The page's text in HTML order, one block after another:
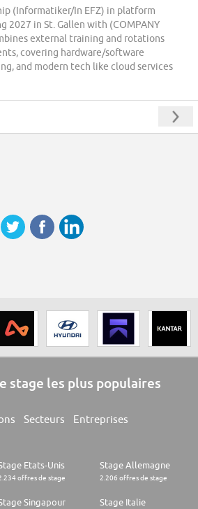
(Informatiker/In EFZ) in platform
2027 in St. Gallen with (COMPANY
external training and rotations
covering hardware/software
and modern tech like cloud services
stage les plus populaires
Secteurs Entreprises
Etats-Unis
offres de stage
Stage Allemagne
2.206 offres de stage
Singapour Stage Italie